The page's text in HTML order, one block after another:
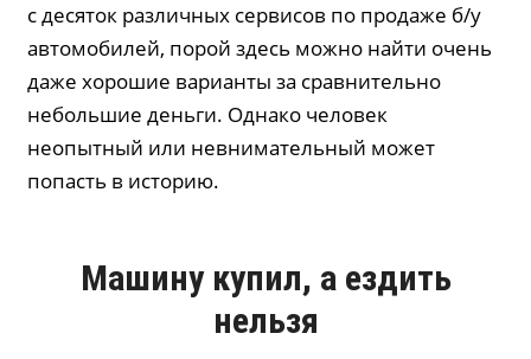
с десяток различных сервисов по продаже б/у
автомобилей, порой здесь можно найти очень
даже хорошие варианты за сравнительно
небольшие деньги. Однако человек
неопытный или невнимательный может
попасть в историю.
Машину купил, а ездить
нельзя